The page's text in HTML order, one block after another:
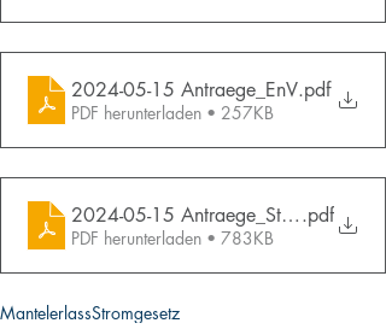
2024-05-15 Antraege_EnV.pdf
PDF herunterladen • 257KB
2024-05-15 Antraege_StromVV
.pdf
PDF herunterladen • 783KB
MantelerlassStromgesetz